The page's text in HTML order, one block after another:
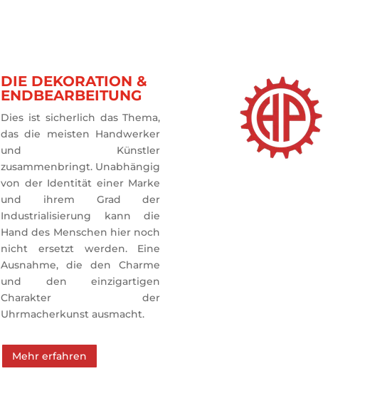
DIE DEKORATION &
ENDBEARBEITUNG
Dies ist sicherlich das Thema,
das die meisten Handwerker
und Künstler
zusammenbringt. Unabhängig
von der Identität einer Marke
und ihrem Grad der
Industrialisierung kann die
Hand des Menschen hier noch
nicht ersetzt werden. Eine
Ausnahme, die den Charme
und den einzigartigen
Charakter der
Uhrmacherkunst ausmacht.
Mehr erfahren